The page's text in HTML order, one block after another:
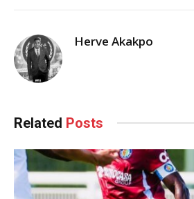
Herve Akakpo
Related Posts